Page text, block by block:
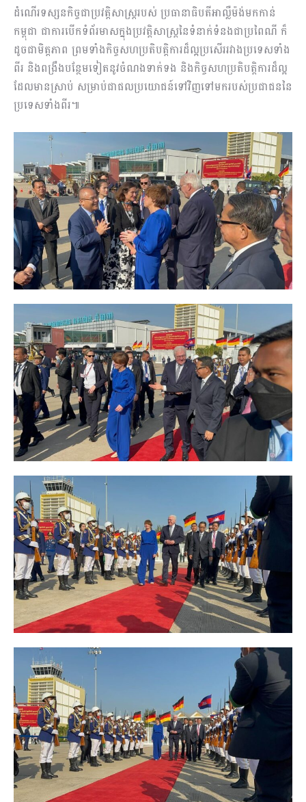
ដំណើរទស្សនកិច្ចជាប្រវត្តិសាស្រ្តរបស់ ប្រធានាធិបតីអាល្លឺម៉ង់មកកាន់
កម្ពុជា ជាការបើកទំព័រមាសក្នុងប្រវត្តិសាស្រ្តនៃទំនាក់ទំនងជាប្រពៃណី ក៏
ដូចជាមិត្តភាព ព្រមទាំងកិច្ចសហប្រតិបត្តិការដ៏ល្អប្រសើររវាងប្រទេសទាំង
ពីរ និងពង្រឹងបន្ថែមទៀតនូវចំណងទាក់ទង និងកិច្ចសហប្រតិបត្តិការដ៏ល្អ
ដែលមានស្រាប់ សម្រាប់ជាផលប្រយោជន៍ទៅវិញទៅមករបស់ប្រជាជននៃ
ប្រទេសទាំងពីរ៕